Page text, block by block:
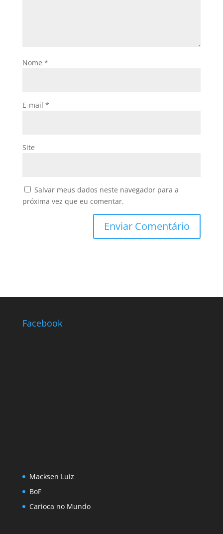
Nome *
E-mail *
Site
Salvar meus dados neste navegador para a
próxima vez que eu comentar.
Facebook
Macksen Luiz
BoF
Carioca no Mundo